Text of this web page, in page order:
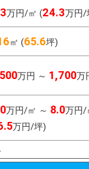
万円/㎡ (24.3万円/
㎡ (65.6坪)
万円 ～ 1,700万
万円/㎡ ～ 8.0万円/
万円/坪)